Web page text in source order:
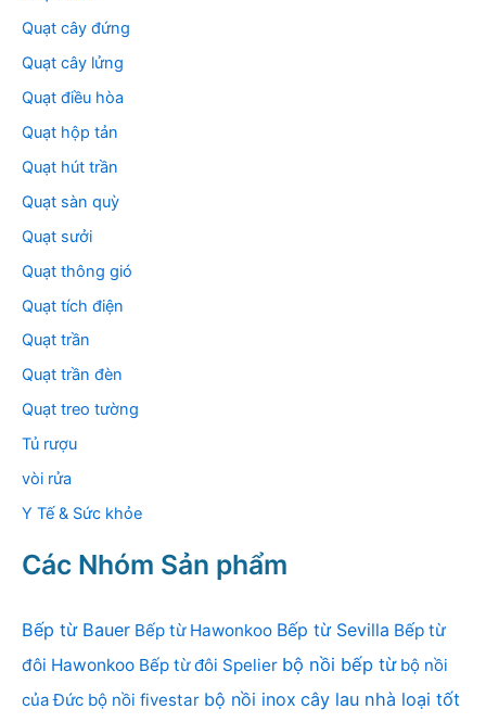
Quạt cây đứng
Quạt cây lửng
Quạt điều hòa
Quạt hộp tản
Quạt hút trần
Quạt sàn quỳ
Quạt sưởi
Quạt thông gió
Quạt tích điện
Quạt trần
Quạt trần đèn
Quạt treo tường
Tủ rượu
vòi rửa
Y Tế & Sức khỏe
Các Nhóm Sản phẩm
Bếp từ Bauer Bếp từ Hawonkoo Bếp từ Sevilla Bếp từ
đôi Hawonkoo Bếp từ đôi Spelier bộ nồi bếp từ bộ nồi
của Đức bộ nồi fivestar bộ nồi inox cây lau nhà loại tốt